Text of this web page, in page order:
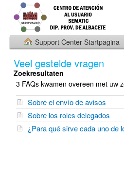
Support Center Startpagina
Veel gestelde vragen
Zoekresultaten
3 FAQs kwamen overeen met uw
Sobre el envío de avisos
Sobre los roles delegados
¿Para qué sirve cada uno de